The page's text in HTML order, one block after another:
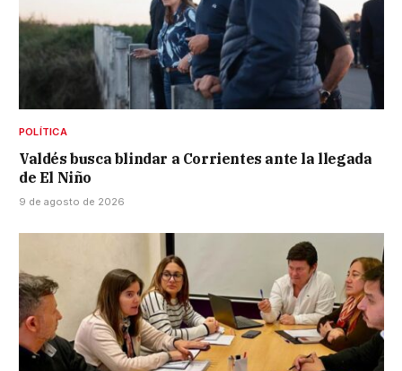
POLÍTICA
Valdés busca blindar a Corrientes ante la llegada
de El Niño
9 de agosto de 2026